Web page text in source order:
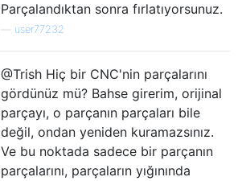
Parçalandıktan sonra fırlatıyorsunuz.
user77232
@Trish Hiç bir CNC'nin parçalarını
gördünüz mü? Bahse girerim, orijinal
parçayı, o parçanın parçaları bile
değil, ondan yeniden kuramazsınız.
Ve bu noktada sadece bir parçanın
parçalarını, parçaların yığınında